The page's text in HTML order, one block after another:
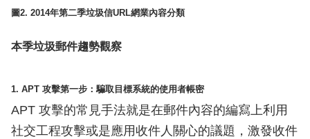
圖2. 2014年第二季垃圾信URL網業內容分類
本季垃圾郵件趨勢觀察
1. APT 攻擊第一步：騙取目標系統的使用者帳密
APT 攻擊的常見手法就是在郵件內容的編寫上利用
社交工程攻擊或是應用收件人關心的議題，激發收件